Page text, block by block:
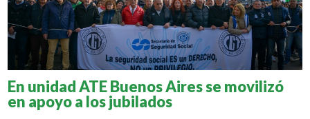
En unidad ATE Buenos Aires se movilizó
en apoyo a los jubilados